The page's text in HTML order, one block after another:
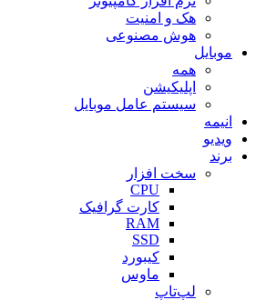
هک و امنیت
هوش مصنوعی
موبایل
همه
اپلیکیشن
سیستم عامل موبایل
انیمه
ویدیو
برند
سخت افزار
CPU
کارت گرافیک
RAM
SSD
کیبورد
ماوس
لپ‌تاپ